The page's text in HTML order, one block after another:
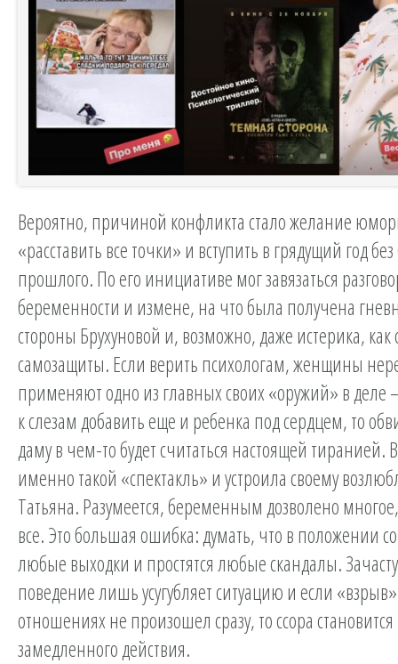
Вероятно, причиной конфликта стало желание
«расставить все точки» и вступить в грядущий год
прошлого. По его инициативе мог завязаться
беременности и измене, на что была получена
стороны Брухуновой и, возможно, даже истерика, как
самозащиты. Если верить психологам, женщины
применяют одно из главных своих «оружий» в деле
к слезам добавить еще и ребенка под сердцем, то
даму в чем-то будет считаться настоящей тиранией.
именно такой «спектакль» и устроила своему
Татьяна. Разумеется, беременным дозволено
все. Это большая ошибка: думать, что в положении
любые выходки и простятся любые скандалы.
поведение лишь усугубляет ситуацию и если
отношениях не произошел сразу, то ссора
замедленного действия.